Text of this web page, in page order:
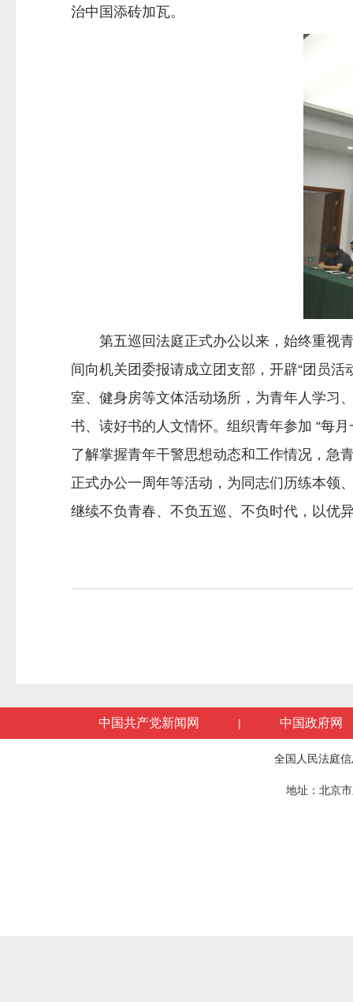
治中国添砖加瓦。
第五巡回法庭正式办公以来，始终重视青
间向机关团委报请成立团支部，开辟“团员
室、健身房等文体活动场所，为青年人学习
书、读好书的人文情怀。组织青年参加 “每
了解掌握青年干警思想动态和工作情况，急
正式办公一周年等活动，为同志们历练本领
继续不负青春、不负五巡、不负时代，以优
中国共产党新闻网 | 中国政府网
全国人民法庭
地址：北京